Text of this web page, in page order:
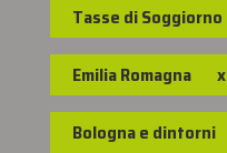
Tasse di Soggiorno
Emilia Romagna x
Bologna e dintorni